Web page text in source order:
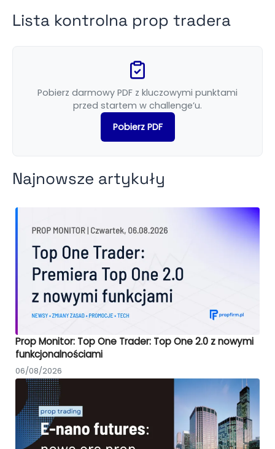
Lista kontrolna prop tradera
Pobierz darmowy PDF z kluczowymi punktami
przed startem w challenge’u.
Pobierz PDF
Najnowsze artykuły
Prop Monitor: Top One Trader: Top One 2.0 z nowymi
funkcjonalnościami
06/08/2026